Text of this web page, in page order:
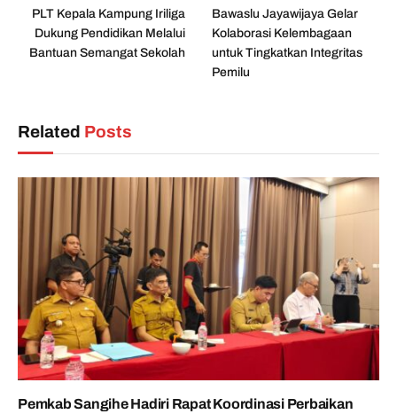
PLT Kepala Kampung Iriliga
Dukung Pendidikan Melalui
Bantuan Semangat Sekolah
Bawaslu Jayawijaya Gelar
Kolaborasi Kelembagaan
untuk Tingkatkan Integritas
Pemilu
Related Posts
Pemkab Sangihe Hadiri Rapat Koordinasi Perbaikan